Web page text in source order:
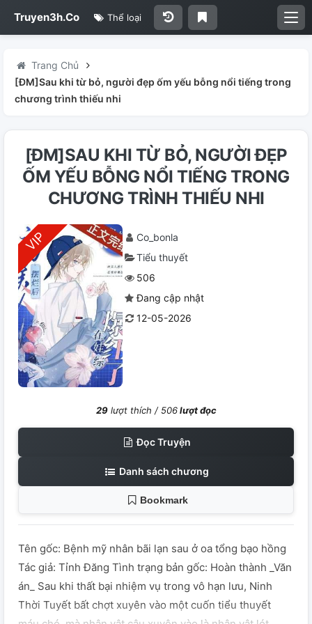
Truyen3h.Co Thể loại
Trang Chủ
[ĐM]Sau khi từ bỏ, người đẹp ốm yếu bỗng nổi tiếng trong
chương trình thiếu nhi
[ĐM]SAU KHI TỪ BỎ, NGƯỜI ĐẸP
ỐM YẾU BỖNG NỔI TIẾNG TRONG
CHƯƠNG TRÌNH THIẾU NHI
Co_bonla
Tiểu thuyết
506
Đang cập nhật
12-05-2026
29lượt thích /506lượt đọc
Đọc Truyện
Danh sách chương
Bookmark
Tên gốc: Bệnh mỹ nhân bãi lạn sau ở oa tổng bạo hồng
Tác giả: Tỉnh Đăng Tình trạng bản gốc: Hoàn thành _Văn
án_ Sau khi thất bại nhiệm vụ trong vô hạn lưu, Ninh
Thời Tuyết bất chợt xuyên vào một cuốn tiểu thuyết